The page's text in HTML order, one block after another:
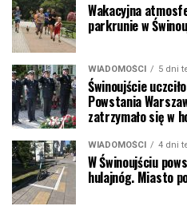
Wakacyjna
parkrunie w
WIADOMOŚCI 5 dni
Świnoujście
Powstania
zatrzymało się w
WIADOMOŚCI 4 dni
W Świnoujściu
hulajnóg. Miasto